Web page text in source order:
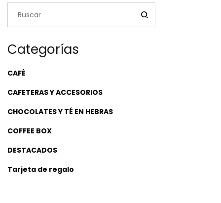
Categorías
CAFÉ
CAFETERAS Y ACCESORIOS
CHOCOLATES Y TÉ EN HEBRAS
COFFEE BOX
DESTACADOS
Tarjeta de regalo